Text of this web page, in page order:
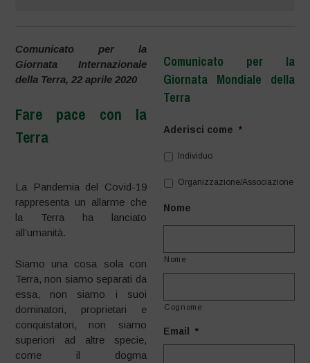
Comunicato per la
Giornata Internazionale
della Terra, 22 aprile 2020
Fare pace con la
Terra
La Pandemia del Covid-19
rappresenta un allarme che
la Terra ha lanciato
all’umanità.
Siamo una cosa sola con
Terra, non siamo separati da
essa, non siamo i suoi
dominatori, proprietari e
conquistatori, non siamo
superiori ad altre specie,
come il dogma
Comunicato per la
Giornata Mondiale della
Terra
Aderisci come *
Individuo
Organizzazione/Associazione
Nome
Nome
Cognome
Email *